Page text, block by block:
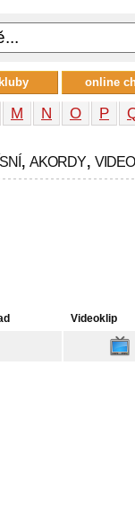
M N O P
akordy,
Videoklip
online